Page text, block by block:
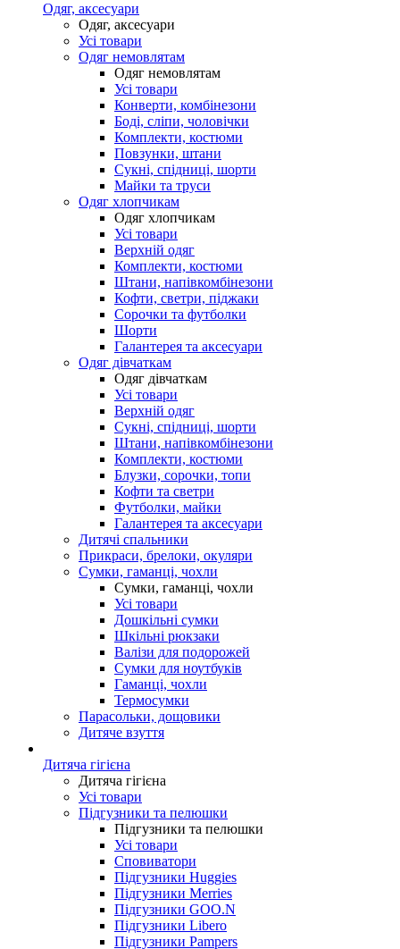
Одяг, аксесуари
Одяг, аксесуари
Усі товари
Одяг немовлятам
Одяг немовлятам
Усі товари
Конверти, комбінезони
Боді, сліпи, чоловічки
Комплекти, костюми
Повзунки, штани
Сукні, спідниці, шорти
Майки та труси
Одяг хлопчикам
Одяг хлопчикам
Усі товари
Верхній одяг
Комплекти, костюми
Штани, напівкомбінезони
Кофти, светри, піджаки
Сорочки та футболки
Шорти
Галантерея та аксесуари
Одяг дівчаткам
Одяг дівчаткам
Усі товари
Верхній одяг
Сукні, спідниці, шорти
Штани, напівкомбінезони
Комплекти, костюми
Блузки, сорочки, топи
Кофти та светри
Футболки, майки
Галантерея та аксесуари
Дитячі спальники
Прикраси, брелоки, окуляри
Сумки, гаманці, чохли
Сумки, гаманці, чохли
Усі товари
Дошкільні сумки
Шкільні рюкзаки
Валізи для подорожей
Сумки для ноутбуків
Гаманці, чохли
Термосумки
Парасольки, дощовики
Дитяче взуття
Дитяча гігієна
Дитяча гігієна
Усі товари
Підгузники та пелюшки
Підгузники та пелюшки
Усі товари
Сповиватори
Підгузники Huggies
Підгузники Merries
Підгузники GOO.N
Підгузники Libero
Підгузники Pampers